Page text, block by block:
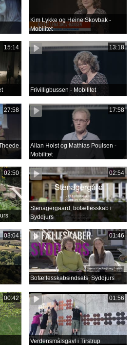
Kim Lykke og Heine Skovbak -
Mobilitet
15:14 13:18
Frivilligbussen - Mobilitet
27:58 17:58
Allan Holst og Mathias Poulsen -
Mobilitet
02:50 02:54
Stenagergaard, bofællesskab i
Syddjurs
03:04 01:46
Bofællesskabsindsats, Syddjurs
00:42 01:56
Verdensmålsgavl i Tirstrup